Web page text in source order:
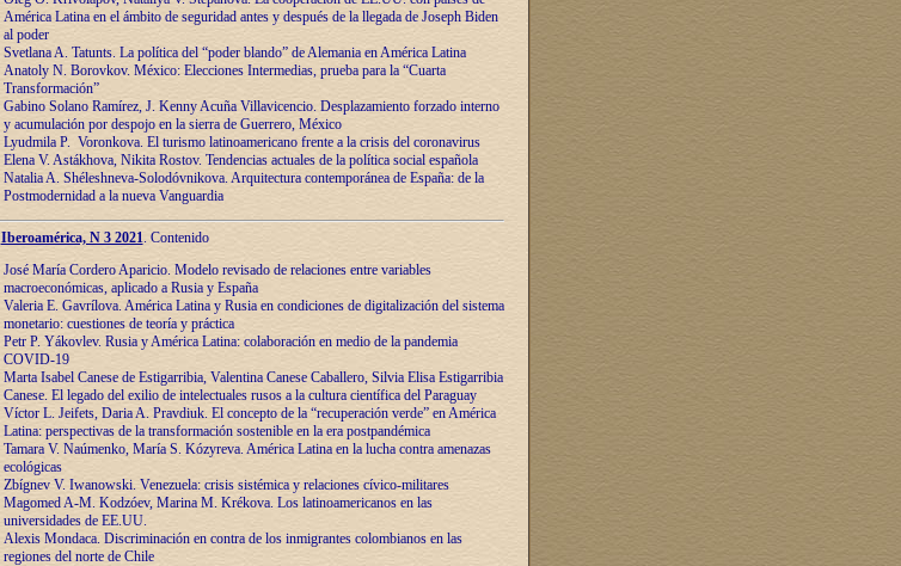
América Latina en el ámbito de seguridad antes y después de la llegada de Joseph Biden
al poder
Svetlana A. Tatunts. La política del “poder blando” de Alemania en América Latina
Anatoly N. Borovkov. México: Elecciones Intermedias, prueba para la “Cuarta
Transformación”
Gabino Solano Ramírez, J. Kenny Acuña Villavicencio. Desplazamiento forzado interno
y acumulación por despojo en la sierra de Guerrero, México
Lyudmila P. Voronkova. El turismo latinoamericano frente a la crisis del coronavirus
Elena V. Astákhova, Nikita Rostov. Tendencias actuales de la política social española
Natalia A. Shéleshneva-Solodóvnikova. Arquitectura contemporánea de España: de la
Postmodernidad a la nueva Vanguardia
Iberoamérica, N 3 2021. Contenido
José María Cordero Aparicio. Modelo revisado de relaciones entre variables
macroeconómicas, aplicado a Rusia y España
Valeria E. Gavrílova. América Latina y Rusia en condiciones de digitalización del sistema
monetario: cuestiones de teoría y práctica
Petr P. Yákovlev. Rusia y América Latina: colaboración en medio de la pandemia
COVID-19
Marta Isabel Canese de Estigarribia, Valentina Canese Caballero, Silvia Elisa Estigarribia
Canese. El legado del exilio de intelectuales rusos a la cultura científica del Paraguay
Víctor L. Jeifets, Daria A. Pravdiuk. El concepto de la “recuperación verde” en América
Latina: perspectivas de la transformación sostenible en la era postpandémica
Tamara V. Naúmenko, María S. Kózyreva. América Latina en la lucha contra amenazas
ecológicas
Zbígnev V. Iwanowski. Venezuela: crisis sistémica y relaciones cívico-militares
Magomed A-M. Kodzóev, Marina M. Krékova. Los latinoamericanos en las
universidades de EE.UU.
Alexis Mondaca. Discriminación en contra de los inmigrantes colombianos en las
regiones del norte de Chile